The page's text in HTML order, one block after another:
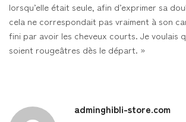
lorsqu’elle était seule, afin d’exprimer sa
cela ne correspondait pas vraiment à son
fini par avoir les cheveux courts. Je voulais
soient rougeâtres dès le départ. »
adminghibli-store.com